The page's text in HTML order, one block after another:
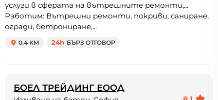
услуги в сферата на вътрешните ремонти,...
Работим: Вътрешни ремонти, покриви, саниране,
огради, бетрониране,...
0.4 KM 24h БЪРЗ ОТГОВОР
БОЕЛ ТРЕЙДИНГ ЕООД